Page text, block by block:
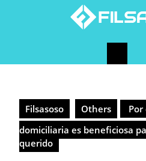
Filsasoso Others
domiciliaria es beneficiosa
querido